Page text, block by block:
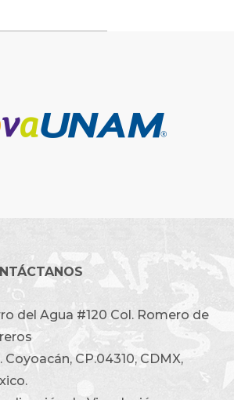
del Agua #120 Col. Romero de
Coyoacán, CP.04310, CDMX,